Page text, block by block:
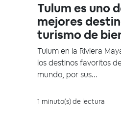
Tulum es uno
mejores
turismo de
Tulum en la Riviera
los destinos favoritos
mundo, por sus...
1 minuto(s) de lectura